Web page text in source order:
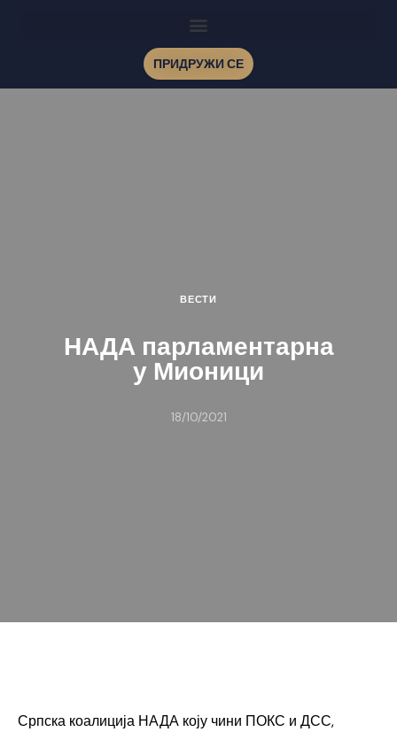
ПРИДРУЖИ СЕ
ВЕСТИ
НАДА парламентарна
у Мионици
18/10/2021
Српска коалиција НАДА коју чини ПОКС и ДСС,